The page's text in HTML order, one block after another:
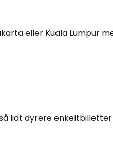
eller Kuala Lumpur
lidt dyrere